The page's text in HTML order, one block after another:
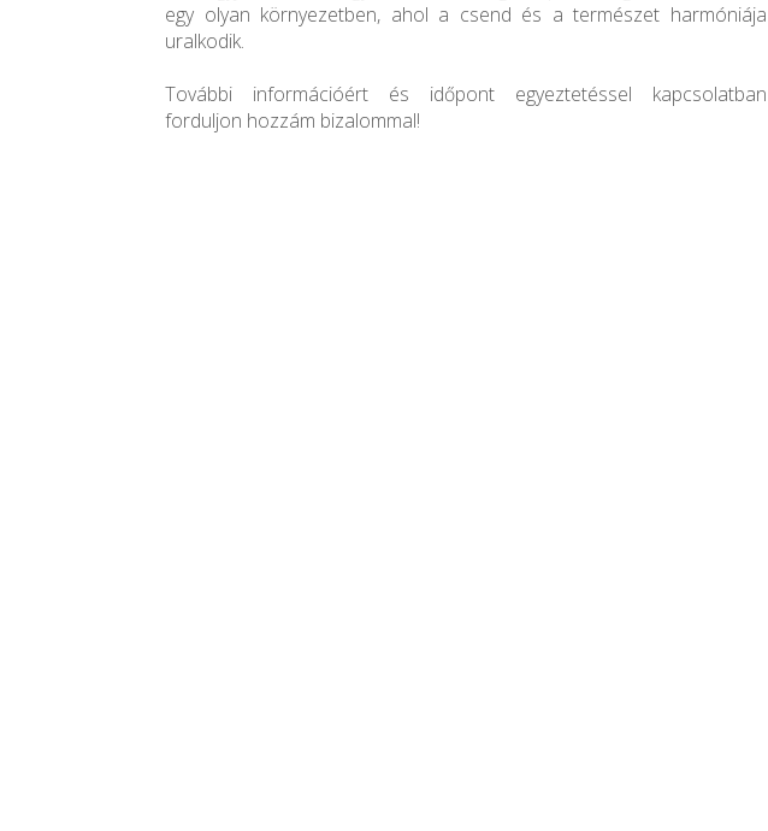
egy olyan környezetben, ahol a csend és a természet harmóniája
uralkodik.
További információért és időpont egyeztetéssel kapcsolatban
forduljon hozzám bizalommal!